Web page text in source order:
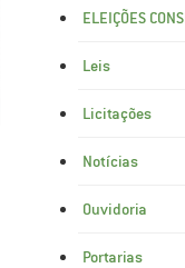
ELEIÇÕES
Leis
Licitações
Notícias
Ouvidoria
Portarias